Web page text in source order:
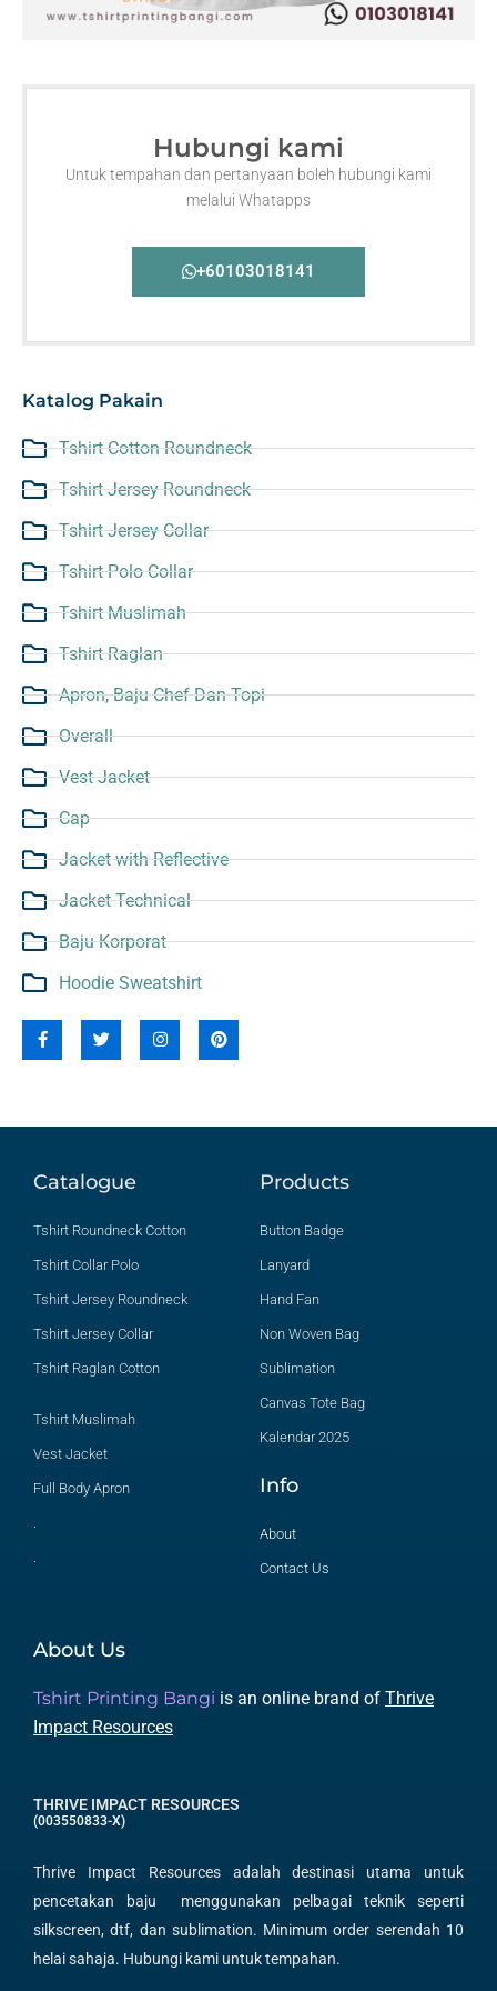
Hubungi kami
Untuk tempahan dan pertanyaan boleh hubungi kami
melalui Whatapps
+60103018141
Katalog Pakain
Tshirt Cotton Roundneck
Tshirt Jersey Roundneck
Tshirt Jersey Collar
Tshirt Polo Collar
Tshirt Muslimah
Tshirt Raglan
Apron, Baju Chef Dan Topi
Overall
Vest Jacket
Cap
Jacket with Reflective
Jacket Technical
Baju Korporat
Hoodie Sweatshirt
F
a
c
o
f
T
w
i
r
I
n
s
r
P
i
n
e
Catalogue
Tshirt Roundneck Cotton
Tshirt Collar Polo
Tshirt Jersey Roundneck
Tshirt Jersey Collar
Tshirt Raglan Cotton
Tshirt Muslimah
Vest Jacket
Full Body Apron
.
.
Products
Button Badge
Lanyard
Hand Fan
Non Woven Bag
Sublimation
Canvas Tote Bag
Kalendar 2025
Info
About
Contact Us
About Us
Tshirt Printing Bangi is an online brand of Thrive
Impact Resources
THRIVE IMPACT RESOURCES
(003550833-X)
Thrive Impact Resources adalah destinasi utama untuk
pencetakan baju menggunakan pelbagai teknik seperti
silkscreen, dtf, dan sublimation. Minimum order serendah 10
helai sahaja. Hubungi kami untuk tempahan.